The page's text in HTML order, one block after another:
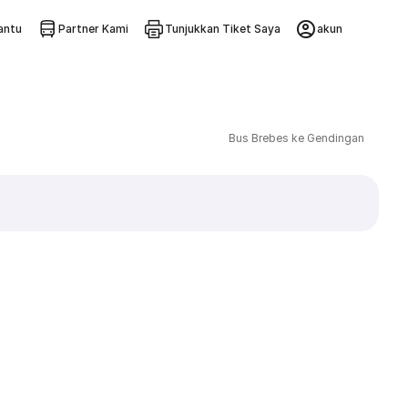
Partner Kami Tunjukkan Tiket Saya akun
Bus Brebes ke Gendingan